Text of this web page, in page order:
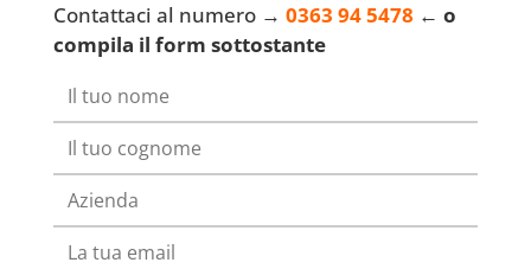
Contattaci al numero → 0363 94 5478 ← o
compila il form sottostante